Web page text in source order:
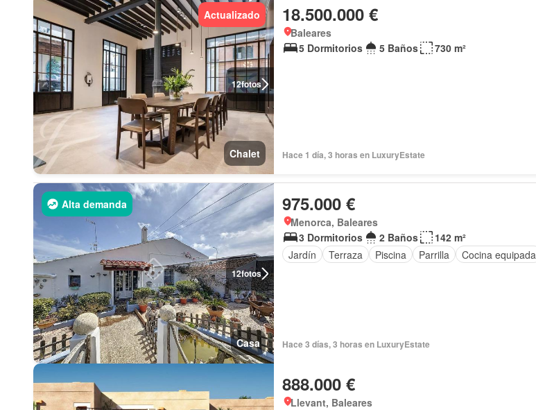
12fotos
Actualizado
Chalet
18.500.000 €
Baleares
5 Dormitorios
5 Baños 730 m²
Hace 1 día, 3 horas en LuxuryEstate
12fotos
Alta demanda
Casa
975.000 €
Menorca, Baleares
3 Dormitorios
2 Baños
142 m²
Jardín
Terraza Piscina Parrilla Cocina equipada
Hace 3 días, 3 horas en LuxuryEstate
888.000 €
Llevant, Baleares